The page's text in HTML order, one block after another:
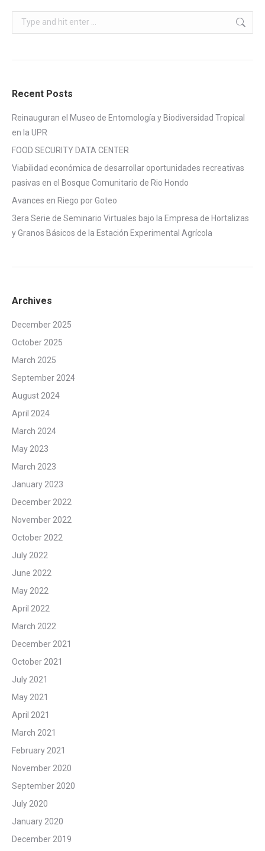
Search:
Recent Posts
Reinauguran el Museo de Entomología y Biodiversidad Tropical
en la UPR
FOOD SECURITY DATA CENTER
Viabilidad económica de desarrollar oportunidades recreativas
pasivas en el Bosque Comunitario de Rio Hondo
Avances en Riego por Goteo
3era Serie de Seminario Virtuales bajo la Empresa de Hortalizas
y Granos Básicos de la Estación Experimental Agrícola
Archives
December 2025
October 2025
March 2025
September 2024
August 2024
April 2024
March 2024
May 2023
March 2023
January 2023
December 2022
November 2022
October 2022
July 2022
June 2022
May 2022
April 2022
March 2022
December 2021
October 2021
July 2021
May 2021
April 2021
March 2021
February 2021
November 2020
September 2020
July 2020
January 2020
December 2019